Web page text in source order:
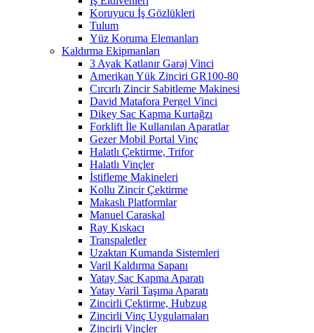
Koruyucu İş Gözlükleri
Tulum
Yüz Koruma Elemanları
Kaldırma Ekipmanları
3 Ayak Katlanır Garaj Vinci
Amerikan Yük Zinciri GR100-80
Cırcırlı Zincir Sabitleme Makinesi
David Matafora Pergel Vinci
Dikey Sac Kapma Kurtağzı
Forklift İle Kullanılan Aparatlar
Gezer Mobil Portal Vinç
Halatlı Çektirme, Trifor
Halatlı Vinçler
İstifleme Makineleri
Kollu Zincir Çektirme
Makaslı Platformlar
Manuel Caraskal
Ray Kıskacı
Transpaletler
Uzaktan Kumanda Sistemleri
Varil Kaldırma Sapanı
Yatay Sac Kapma Aparatı
Yatay Varil Taşıma Aparatı
Zincirli Çektirme, Hubzug
Zincirli Vinç Uygulamaları
Zincirli Vinçler